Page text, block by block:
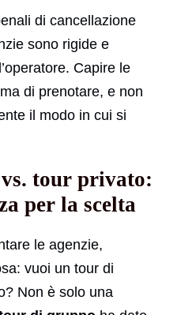
di cancellazione
sono rigide e
Capire le
di prenotare, e non
il modo in cui si
tour privato:
per la scelta
le agenzie,
vuoi un tour di
Non è solo una